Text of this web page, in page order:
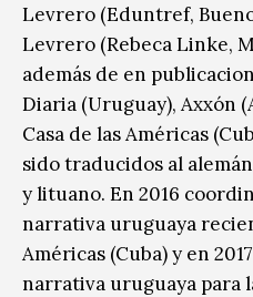
Levrero (Eduntref,
Levrero (Rebeca Linke,
además de en
Diaria (Uruguay), Axxón
Casa de las Américas
sido traducidos al
y lituano. En 2016
narrativa uruguaya
Américas (Cuba) y en
narrativa uruguaya para